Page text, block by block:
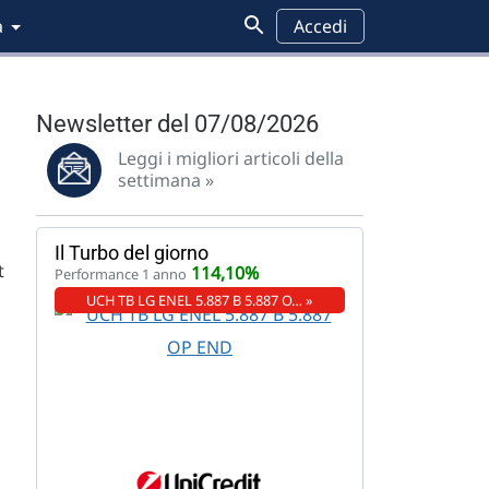
Accedi
Newsletter del 07/08/2026
Leggi i migliori articoli della
settimana »
Il Turbo del giorno
Performance 1 anno 114,10%
UCH TB LG ENEL 5.887 B 5.887 O… »